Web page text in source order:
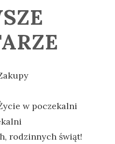
w poczekalni
rodzinnych świąt!